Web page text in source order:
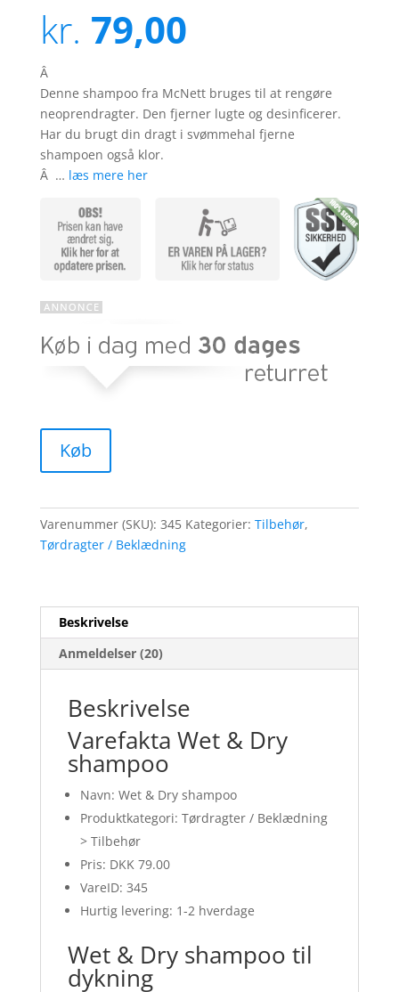
5
baseret
på
ømmels
er
kr. 79,00
Â
Denne shampoo fra McNett bruges til at rengøre
neoprendragter. Den fjerner lugte og desinficerer.
Har du brugt din dragt i svømmehal fjerne
shampoen også klor.
Â … læs mere her
Køb
Varenummer (SKU): 345 Kategorier: Tilbehør,
Tørdragter / Beklædning
Beskrivelse
Anmeldelser (20)
Beskrivelse
Varefakta Wet & Dry
shampoo
Navn: Wet & Dry shampoo
Produktkategori: Tørdragter / Beklædning
> Tilbehør
Pris: DKK 79.00
VareID: 345
Hurtig levering: 1-2 hverdage
Wet & Dry shampoo til
dykning